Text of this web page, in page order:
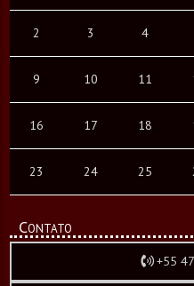
2 3 4
9 10 11
16 17 18
23 24 25
Contato
+55